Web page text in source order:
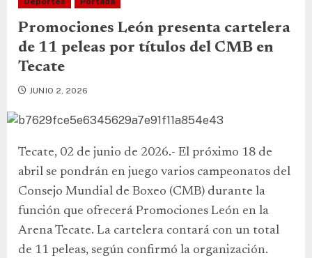
Promociones León presenta cartelera
de 11 peleas por títulos del CMB en
Tecate
JUNIO 2, 2026
Tecate, 02 de junio de 2026.- El próximo 18 de
abril se pondrán en juego varios campeonatos del
Consejo Mundial de Boxeo (CMB) durante la
función que ofrecerá Promociones León en la
Arena Tecate. La cartelera contará con un total
de 11 peleas, según confirmó la organización.